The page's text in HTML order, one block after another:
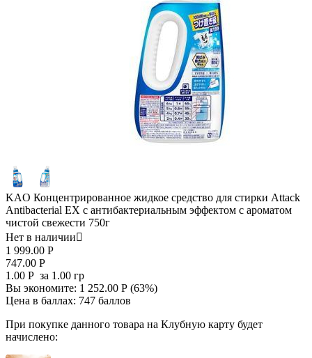
KAO Концентрированное жидкое средство для стирки Attack
Antibacterial EX с антибактериальным эффектом с ароматом
чистой свежести 750г
Нет в наличии
1 999.00 Р
747.00 Р
1.00 Р за 1.00 гр
Вы экономите: 1 252.00 Р (63%)
Цена в баллах: 747 баллов
При покупке данного товара на Клубную карту будет
начислено: